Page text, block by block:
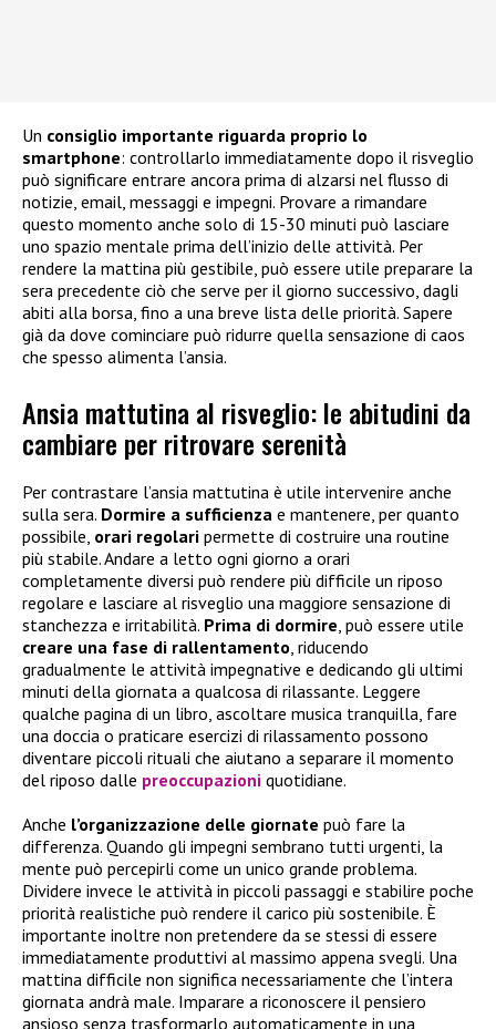
Un consiglio importante riguarda proprio lo
smartphone: controllarlo immediatamente dopo il risveglio
può significare entrare ancora prima di alzarsi nel flusso di
notizie, email, messaggi e impegni. Provare a rimandare
questo momento anche solo di 15-30 minuti può lasciare
uno spazio mentale prima dell’inizio delle attività. Per
rendere la mattina più gestibile, può essere utile preparare la
sera precedente ciò che serve per il giorno successivo, dagli
abiti alla borsa, fino a una breve lista delle priorità. Sapere
già da dove cominciare può ridurre quella sensazione di caos
che spesso alimenta l’ansia.
Ansia mattutina al risveglio: le abitudini da
cambiare per ritrovare serenità
Per contrastare l’ansia mattutina è utile intervenire anche
sulla sera. Dormire a sufficienza e mantenere, per quanto
possibile, orari regolari permette di costruire una routine
più stabile. Andare a letto ogni giorno a orari
completamente diversi può rendere più difficile un riposo
regolare e lasciare al risveglio una maggiore sensazione di
stanchezza e irritabilità. Prima di dormire, può essere utile
creare una fase di rallentamento, riducendo
gradualmente le attività impegnative e dedicando gli ultimi
minuti della giornata a qualcosa di rilassante. Leggere
qualche pagina di un libro, ascoltare musica tranquilla, fare
una doccia o praticare esercizi di rilassamento possono
diventare piccoli rituali che aiutano a separare il momento
del riposo dalle preoccupazioni quotidiane.
Anche l’organizzazione delle giornate può fare la
differenza. Quando gli impegni sembrano tutti urgenti, la
mente può percepirli come un unico grande problema.
Dividere invece le attività in piccoli passaggi e stabilire poche
priorità realistiche può rendere il carico più sostenibile. È
importante inoltre non pretendere da se stessi di essere
immediatamente produttivi al massimo appena svegli. Una
mattina difficile non significa necessariamente che l’intera
giornata andrà male. Imparare a riconoscere il pensiero
ansioso senza trasformarlo automaticamente in una